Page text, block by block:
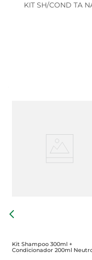
KIT SH/COND TA
Kit Shampoo 300ml +
Condicionador 200ml
Clássico